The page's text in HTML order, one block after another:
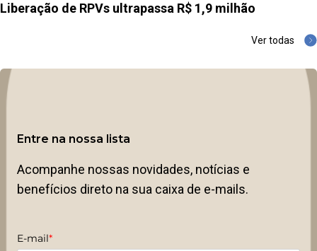
Liberação de RPVs ultrapassa R$ 1,9 milhão
Ver todas
Entre na nossa lista
Acompanhe nossas novidades, notícias e
benefícios direto na sua caixa de e-mails.
E-mail*